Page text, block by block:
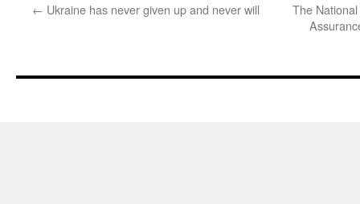
← Ukraine has never given up and never will
The